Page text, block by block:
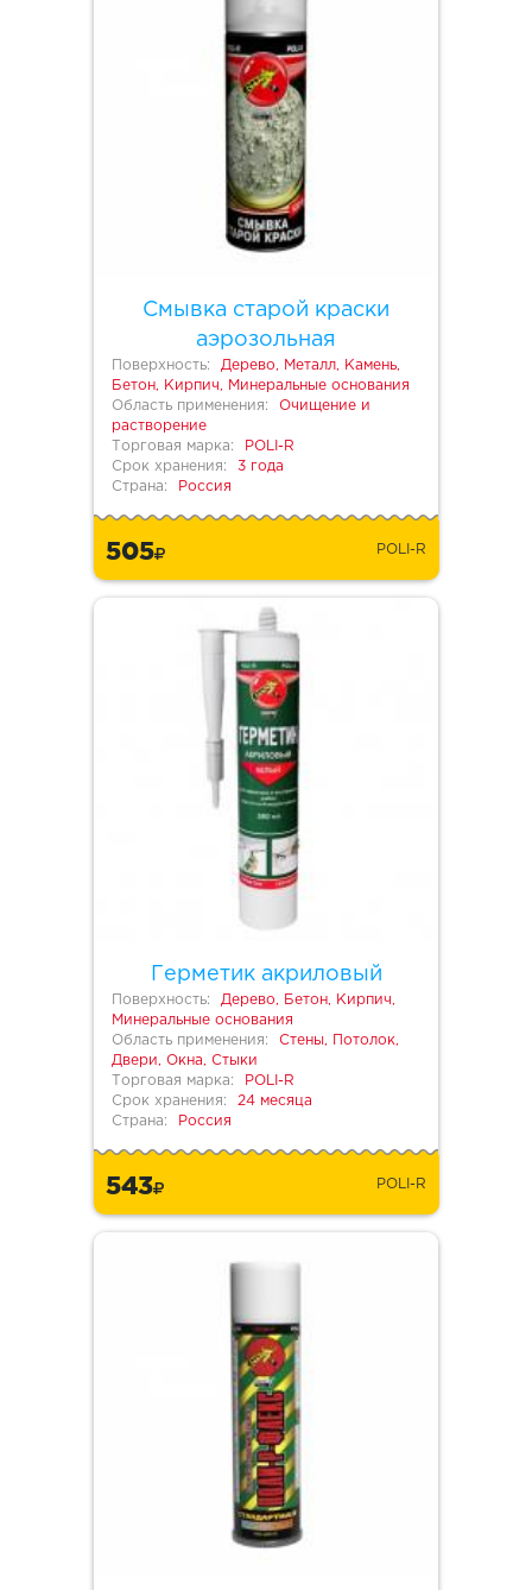
Смывка старой краски
аэрозольная
Поверхность:
Дерево, Металл, Камень,
Бетон, Кирпич, Минеральные основания
Область применения:
Очищение и
растворение
Торговая марка:
POLI-R
Срок хранения:
3 года
Страна:
Россия
505 POLI-R
Герметик акриловый
Поверхность:
Дерево, Бетон, Кирпич,
Минеральные основания
Область применения:
Стены, Потолок,
Двери, Окна, Стыки
Торговая марка:
POLI-R
Срок хранения:
24 месяца
Страна:
Россия
543 POLI-R